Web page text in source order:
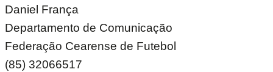
Daniel França
Departamento de Comunicação
Federação Cearense de Futebol
(85) 32066517